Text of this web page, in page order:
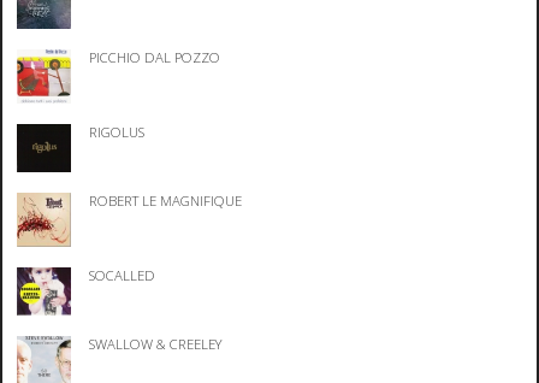
PICCHIO DAL POZZO
RIGOLUS
ROBERT LE MAGNIFIQUE
SOCALLED
SWALLOW & CREELEY